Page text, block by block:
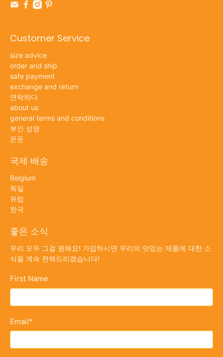
Customer Service
size advice
order and ship
safe payment
exchange and return
연락하다
about us
general terms and conditions
부인 성명
은둔
국제 배송
Belgium
독일
유럽
한국
좋은 소식
우리 모두 그걸 원해요! 가입하시면 우리의 맛있는 제품에 대한 소
식을 계속 전해드리겠습니다!
First Name
Email*